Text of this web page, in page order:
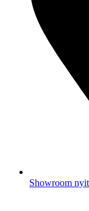
Showroom